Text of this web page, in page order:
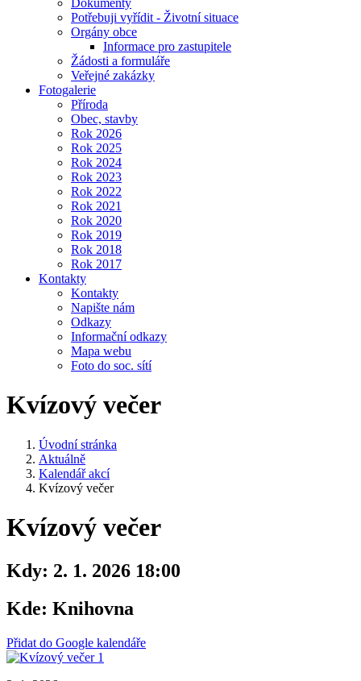
Dokumenty
Potřebuji vyřídit - Životní situace
Orgány obce
Informace pro zastupitele
Žádosti a formuláře
Veřejné zakázky
Fotogalerie
Příroda
Obec, stavby
Rok 2026
Rok 2025
Rok 2024
Rok 2023
Rok 2022
Rok 2021
Rok 2020
Rok 2019
Rok 2018
Rok 2017
Kontakty
Kontakty
Napište nám
Odkazy
Informační odkazy
Mapa webu
Foto do soc. sítí
Kvízový večer
Úvodní stránka
Aktuálně
Kalendář akcí
Kvízový večer
Kvízový večer
Kdy: 2. 1. 2026 18:00
Kde: Knihovna
Přidat do Google kalendáře